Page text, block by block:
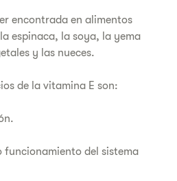
encontrada en alimentos
espinaca, la soya, la yema
y las nueces.
de la vitamina E son:
funcionamiento del sistema